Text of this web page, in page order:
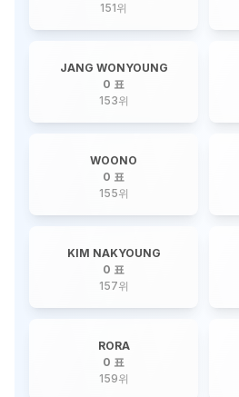
151위
JANG WONYOUNG
0 표
153위
WOONO
0 표
155위
KIM NAKYOUNG
0 표
157위
RORA
0 표
159위